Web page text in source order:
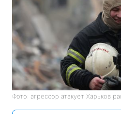
Фото: агрессор атакует Харьков